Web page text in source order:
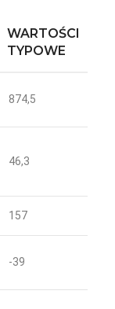
WARTOŚCI
TYPOWE
874,5
46,3
157
-39